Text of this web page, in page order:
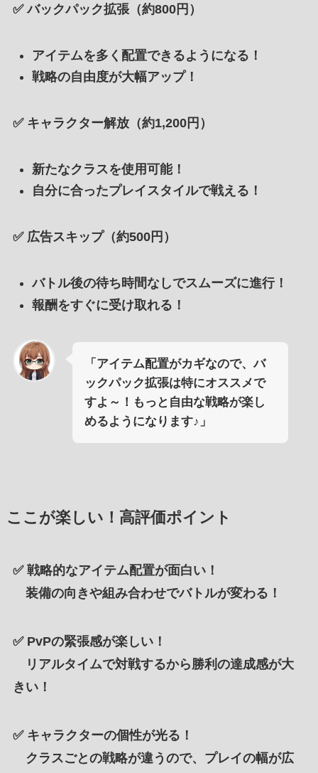
✅バックパック拡張（約800円）
アイテムを多く配置できるようになる！
戦略の自由度が大幅アップ！
✅ キャラクター解放（約1,200円）
新たなクラスを使用可能！
自分に合ったプレイスタイルで戦える！
✅ 広告スキップ（約500円）
バトル後の待ち時間なしでスムーズに進行！
報酬をすぐに受け取れる！
「アイテム配置がカギなので、バ
ックパック拡張は特にオススメで
すよ～！もっと自由な戦略が楽し
めるようになります♪」
ここが楽しい！高評価ポイント
✅ 戦略的なアイテム配置が面白い！
装備の向きや組み合わせでバトルが変わる！
✅ PvPの緊張感が楽しい！
リアルタイムで対戦するから勝利の達成感が大
きい！
✅ キャラクターの個性が光る！
クラスごとの戦略が違うので、プレイの幅が広